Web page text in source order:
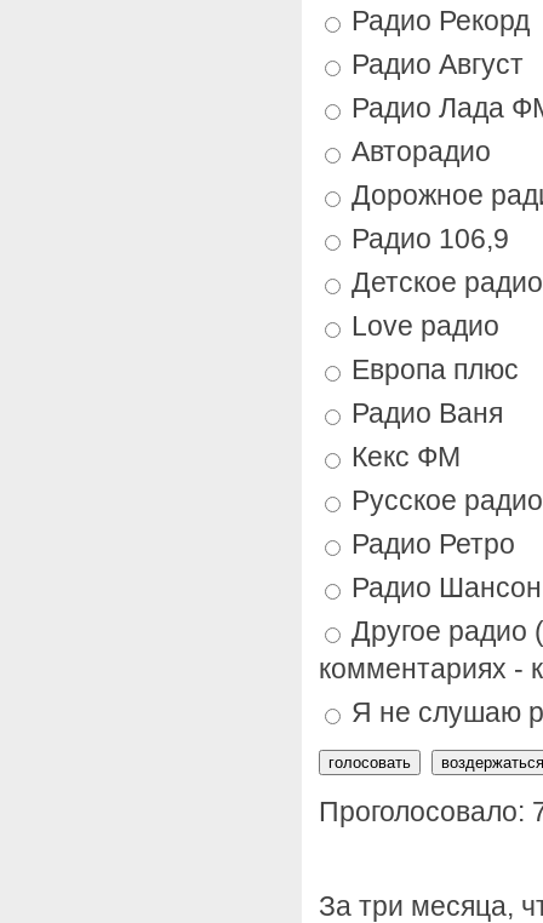
Радио Рекорд
Радио Август
Радио Лада
Авторадио
Дорожное
Радио 106,9
Детское радио
Love радио
Европа плюс
Радио Ваня
Кекс ФМ
Русское радио
Радио Ретро
Радио Шансон
Другое радио
комментариях -
Я не слушаю
Проголосовало:
За три месяца,